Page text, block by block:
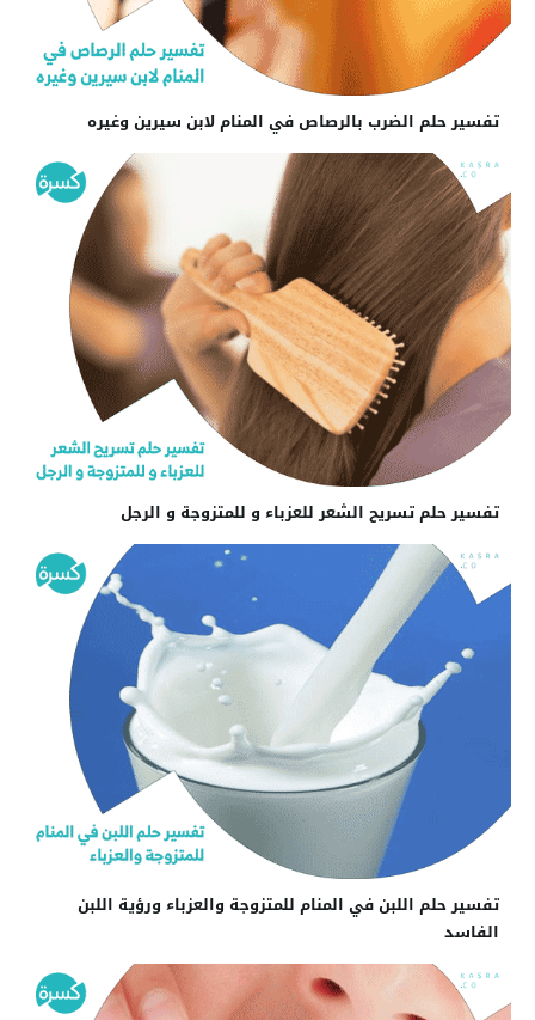
تفسير حلم الضرب بالرصاص في المنام لابن سيرين وغيره
تفسير حلم تسريح الشعر للعزباء و للمتزوجة و الرجل
تفسير حلم اللبن في المنام للمتزوجة والعزباء ورؤية اللبن
الفاسد